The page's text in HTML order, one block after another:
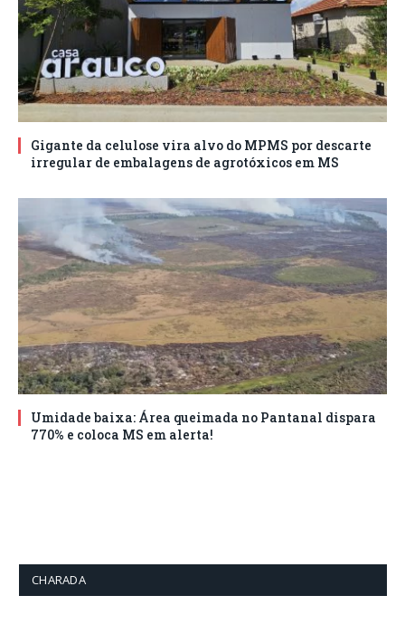
Gigante da celulose vira alvo do MPMS por descarte
irregular de embalagens de agrotóxicos em MS
Umidade baixa: Área queimada no Pantanal dispara
770% e coloca MS em alerta!
CHARADA